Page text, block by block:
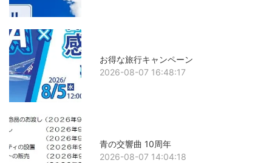
お得な旅行キャンペーン
2026-08-07 16:48:17
青の交響曲 10周年
2026-08-07 14:04:18